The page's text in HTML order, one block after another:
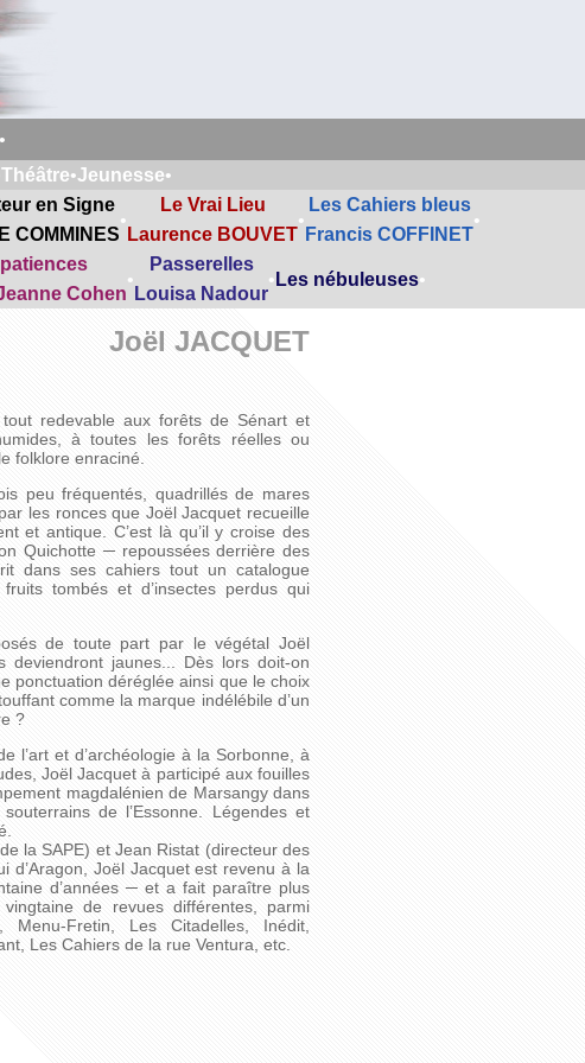
Théâtre•Jeunesse•
en Signe
COMMINES
•
Le Vrai Lieu
Laurence BOUVET
•
Les Cahiers bleus
Francis COFFINET
•
Cohen
•
Passerelles
Louisa Nadour
• Les nébuleuses•
Joël JACQUET
redevable aux forêts de Sénart et
à toutes les forêts réelles ou
folklore enraciné.
peu fréquentés, quadrillés de mares
les ronces que Joël Jacquet recueille
et antique. C’est là qu’il y croise des
Quichotte ─ repoussées derrière des
dans ses cahiers tout un catalogue
tombés et d’insectes perdus qui
de toute part par le végétal Joël
jaunes... Dès lors doit-on
ponctuation déréglée ainsi que le choix
comme la marque indélébile d’un
?
l’art et d’archéologie à la Sorbonne, à
Joël Jacquet à participé aux fouilles
magdalénien de Marsangy dans
de l’Essonne. Légendes et
la SAPE) et Jean Ristat (directeur des
d’Aragon, Joël Jacquet est revenu à la
d’années ─ et a fait paraître plus
de revues différentes, parmi
Fretin, Les Citadelles, Inédit,
Les Cahiers de la rue Ventura, etc.